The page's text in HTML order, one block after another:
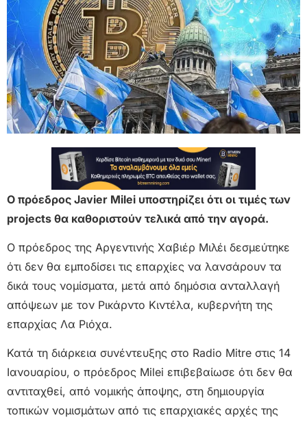
Ο πρόεδρος Javier Milei υποστηρίζει ότι οι τιμές των
projects θα καθοριστούν τελικά από την αγορά.
Ο πρόεδρος της Αργεντινής Χαβιέρ Μιλέι δεσμεύτηκε
ότι δεν θα εμποδίσει τις επαρχίες να λανσάρουν τα
δικά τους νομίσματα, μετά από δημόσια ανταλλαγή
απόψεων με τον Ρικάρντο Κιντέλα, κυβερνήτη της
επαρχίας Λα Ριόχα.
Κατά τη διάρκεια συνέντευξης στο Radio Mitre στις 14
Ιανουαρίου, ο πρόεδρος Milei επιβεβαίωσε ότι δεν θα
αντιταχθεί, από νομικής άποψης, στη δημιουργία
τοπικών νομισμάτων από τις επαρχιακές αρχές της